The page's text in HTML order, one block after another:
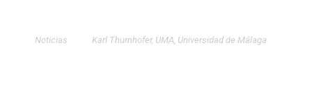
Noticias Karl Thurnhofer, UMA, Universidad de Málaga